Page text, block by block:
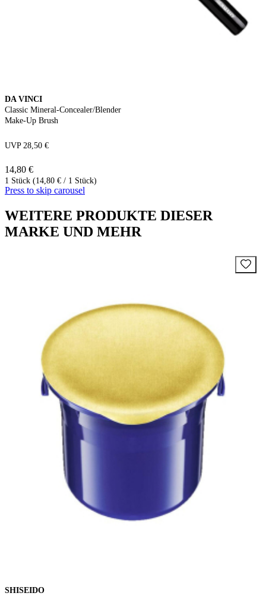
DA VINCI
Classic Mineral-Concealer/Blender
Make-Up Brush
UVP 28,50 €
14,80 €
1 Stück (14,80 € / 1 Stück)
Press to skip carousel
WEITERE PRODUKTE DIESER
MARKE UND MEHR
SHISEIDO